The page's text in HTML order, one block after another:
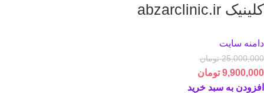
کلینیک abzarclinic.ir
دامنه سایت
25,000,000 تومان
9,900,000 تومان
افزودن به سبد خرید